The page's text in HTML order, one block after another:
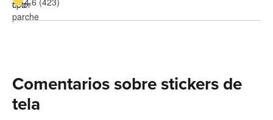
Comentarios sobre stickers de
tela